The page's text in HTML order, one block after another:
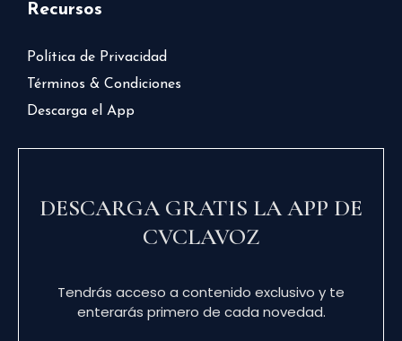
Recursos
Política de Privacidad
Términos & Condiciones
Descarga el App
DESCARGA GRATIS LA APP DE
CVCLAVOZ
Tendrás acceso a contenido exclusivo y te
enterarás primero de cada novedad.